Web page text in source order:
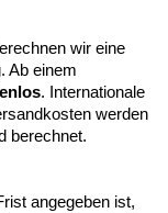
wir eine
Ab einem
. Internationale
werden
berechnet.
angegeben ist,